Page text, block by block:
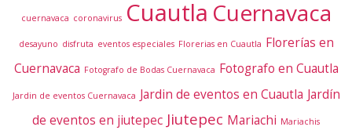
cuernavaca coronavirus Cuautla Cuernavaca
desayuno disfruta eventos especiales Florerias en Cuautla Florerías en
Cuernavaca Fotografo de Bodas Cuernavaca Fotografo en Cuautla
Jardin de eventos Cuernavaca Jardin de eventos en Cuautla Jardín
de eventos en jiutepec Jiutepec Mariachi Mariachis